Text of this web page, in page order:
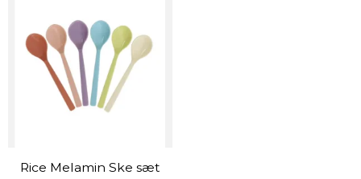
Rice Melamin Ske sæt